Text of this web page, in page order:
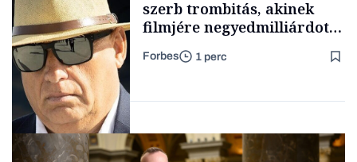
Családi
vállalkozások
Pénz
szerb trombitás, akinek
filmjére negyedmilliárdot
adott az NFI
Forbes 1 perc